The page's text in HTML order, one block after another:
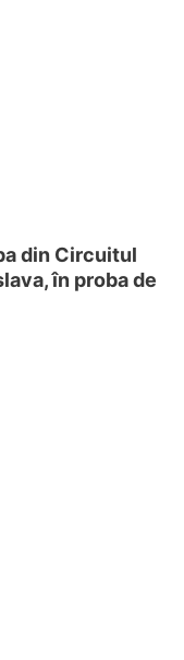
din Circuitul
în proba de